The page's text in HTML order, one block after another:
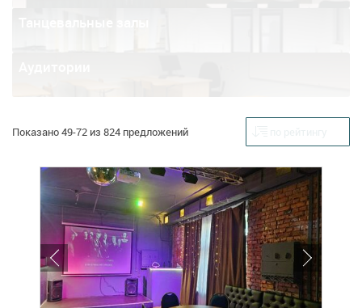
Показано 49-72 из 824 предложений